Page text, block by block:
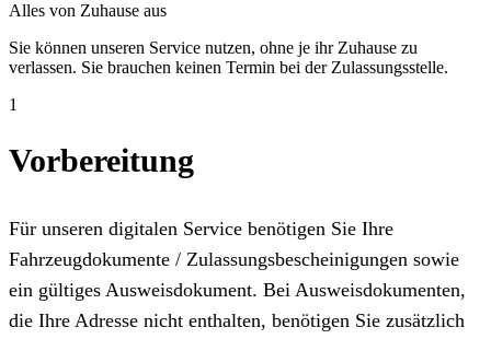
Alles von Zuhause aus
Sie können unseren Service nutzen, ohne je ihr Zuhause zu
verlassen. Sie brauchen keinen Termin bei der Zulassungsstelle.
1
Vorbereitung
Für unseren digitalen Service benötigen Sie Ihre
Fahrzeugdokumente / Zulassungsbescheinigungen sowie
ein gültiges Ausweisdokument. Bei Ausweisdokumenten,
die Ihre Adresse nicht enthalten, benötigen Sie zusätzlich